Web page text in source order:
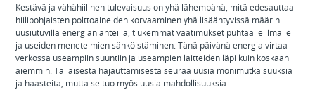
Kestävä ja vähähiilinen tulevaisuus on yhä lähempänä, mitä edesauttaa
hiilipohjaisten polttoaineiden korvaaminen yhä lisääntyvissä määrin
uusiutuvilla energianlähteillä, tiukemmat vaatimukset puhtaalle ilmalle
ja useiden menetelmien sähköistäminen. Tänä päivänä energia virtaa
verkossa useampiin suuntiin ja useampien laitteiden läpi kuin koskaan
aiemmin. Tällaisesta hajauttamisesta seuraa uusia monimutkaisuuksia
ja haasteita, mutta se tuo myös uusia mahdollisuuksia.